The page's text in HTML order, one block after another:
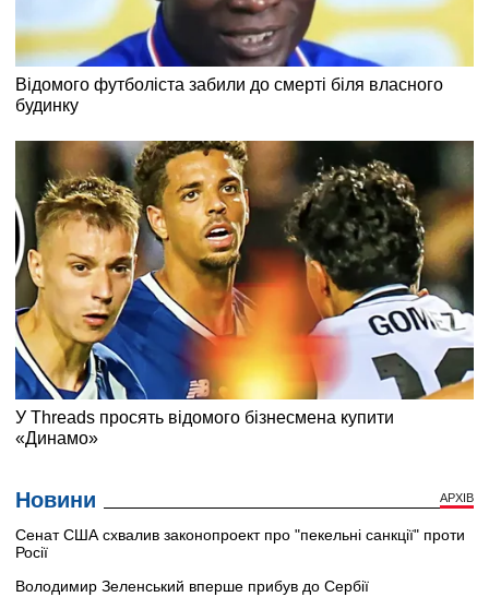
Новини АРХІВ
Сенат США схвалив законопроект про "пекельні санкції" проти
Росії
Володимир Зеленський вперше прибув до Сербії